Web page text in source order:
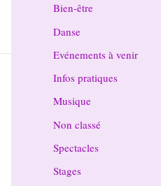
Bien-être
Danse
Evénements à venir
Infos pratiques
Musique
Non classé
Spectacles
Stages